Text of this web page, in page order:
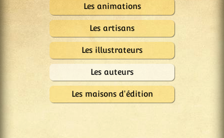
Les animations
Les artisans
Les illustrateurs
Les auteurs
Les maisons d'édition